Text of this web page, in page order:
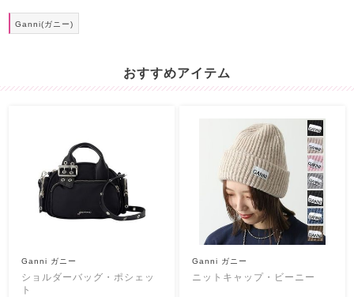
Ganni(ガニー)
おすすめアイテム
Ganni ガニー
ショルダーバッグ・ポシェッ
ト
Ganni ガニー
ニットキャップ・ビーニー